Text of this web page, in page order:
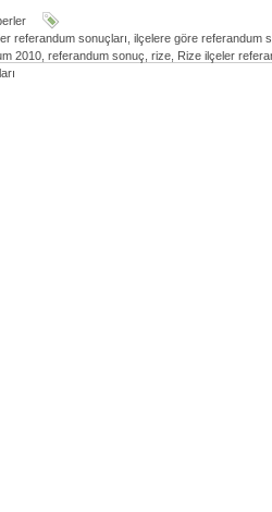
referandum sonuçları ilçelere göre referandum
2010 referandum sonuç rize Rize ilçeler